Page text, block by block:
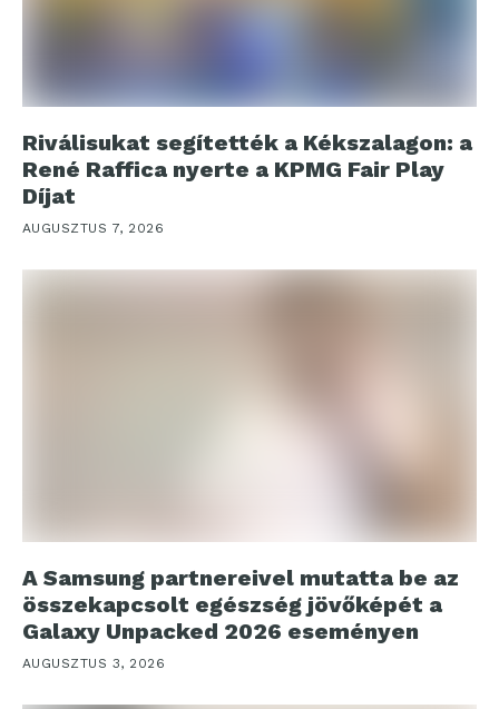
Riválisukat segítették a Kékszalagon: a
René Raffica nyerte a KPMG Fair Play
Díjat
AUGUSZTUS 7, 2026
A Samsung partnereivel mutatta be az
összekapcsolt egészség jövőképét a
Galaxy Unpacked 2026 eseményen
AUGUSZTUS 3, 2026